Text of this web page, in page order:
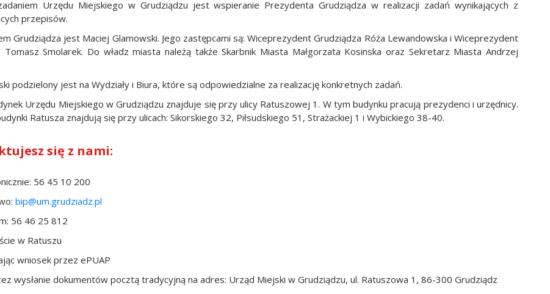
Urzędu Miejskiego w Grudziądzu jest wspieranie Prezydenta Grudziądza w realizacji zadań wynikających z
przepisów.
Grudziądza jest Maciej Glamowski. Jego zastępcami są: Wiceprezydent Grudziądza Róża Lewandowska i Wiceprezydent
Tomasz Smolarek. Do władz miasta należą także Skarbnik Miasta Małgorzata Kosinska oraz Sekretarz Miasta Andrzej
podzielony jest na Wydziały i Biura, które są odpowiedzialne za realizację konkretnych zadań.
Urzędu Miejskiego w Grudziądzu znajduje się przy ulicy Ratuszowej 1. W tym budynku pracują prezydenci i urzędnicy.
Ratusza znajdują się przy ulicach: Sikorskiego 32, Piłsudskiego 51, Strażackiej 1 i Wybickiego 38-40.
się z nami:
56 45 10 200
bip@um.grudziadz.pl
46 25 812
w Ratuszu
wniosek przez ePUAP
dokumentów pocztą tradycyjną na adres: Urząd Miejski w Grudziądzu, ul. Ratuszowa 1, 86-300 Grudziądz